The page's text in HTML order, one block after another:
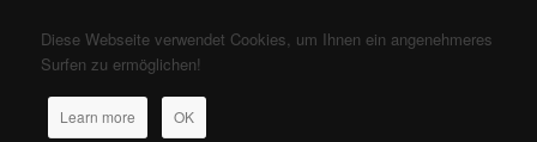
Diese Webseite verwendet Cookies, um Ihnen ein angenehmeres
Surfen zu ermöglichen!
Learn more OK